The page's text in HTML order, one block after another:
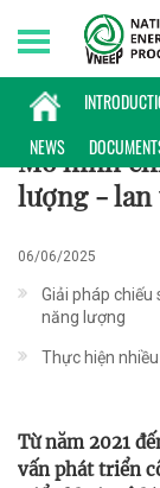
NEWS
Saturday, 08/08/2026
Mô hình
lượng - lan
06/06/2025
Giải pháp
năng lượng
Thực hiện
Từ năm 2021
vấn phát triển